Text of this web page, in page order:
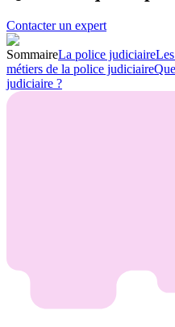
Contacter un expert
SommaireLa police judiciaire
métiers de la police judiciaire
judiciaire ?